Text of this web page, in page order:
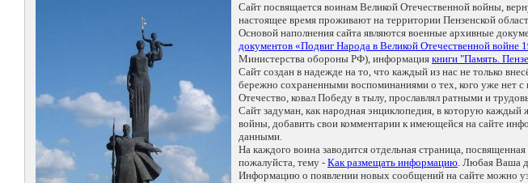
Сайт посвящается воинам Великой Отечественной войны,
настоящее время проживают на территории Пензенской
Основой наполнения сайта являются военные архивные
документов «Подвиг Народа в Великой Отечественной войне
Министерства обороны РФ), информация книги "Память.
Сайт создан в надежде на то, что каждый из нас не только
бережно сохраненными воспоминаниями о тех, кого уже нет
Отечество, ковал Победу в тылу, прославлял ратными и
Сайт задуман, как народная энциклопедия, в которую
войны, добавить свои комментарии к имеющейся на сайте
данными.
На каждого воина заводится отдельная страница,
пожалуйста, тему - Как размещать информацию. Любая Ваша
Информацию о появлении новых сообщений на сайте можно